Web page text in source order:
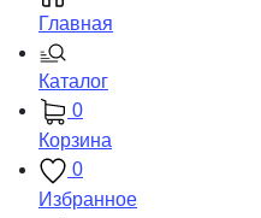
Главная
Каталог
0
Корзина
0
Избранное